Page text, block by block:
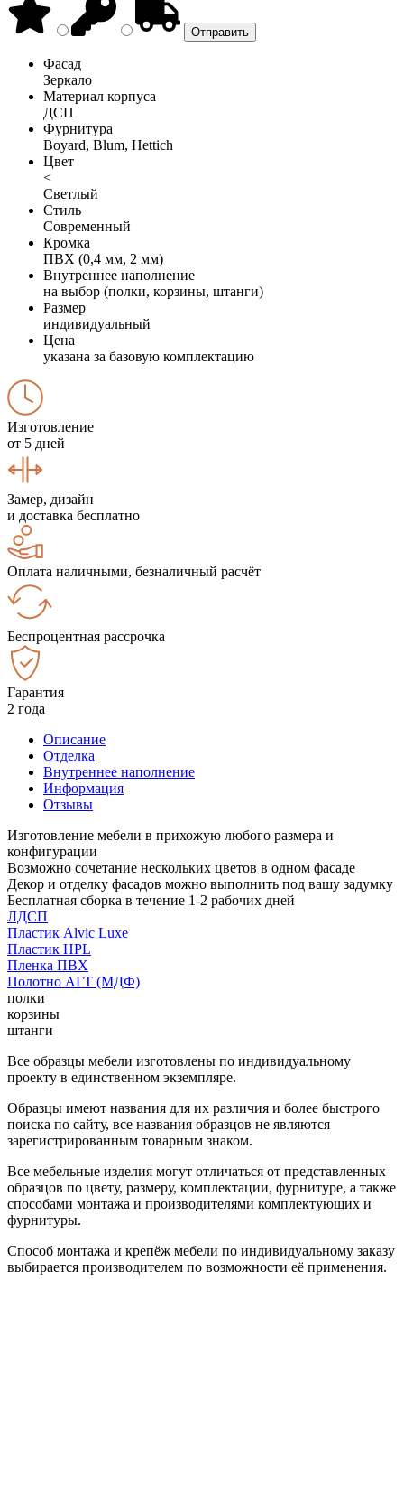
Фасад
Зеркало
Материал корпуса
ДСП
Фурнитура
Boyard, Blum, Hettich
Цвет
<
Светлый
Стиль
Современный
Кромка
ПВХ (0,4 мм, 2 мм)
Внутреннее наполнение
на выбор (полки, корзины, штанги)
Размер
индивидуальный
Цена
указана за базовую комплектацию
Изготовление
от 5 дней
Замер, дизайн
и доставка бесплатно
Оплата наличными, безналичный расчёт
Беспроцентная рассрочка
Гарантия
2 года
Описание
Отделка
Внутреннее наполнение
Информация
Отзывы
Изготовление мебели в прихожую любого размера и
конфигурации
Возможно сочетание нескольких цветов в одном фасаде
Декор и отделку фасадов можно выполнить под вашу задумку
Бесплатная сборка в течение 1-2 рабочих дней
ЛДСП
Пластик Alvic Luxe
Пластик HPL
Пленка ПВХ
Полотно АГТ (МДФ)
полки
корзины
штанги
Все образцы мебели изготовлены по индивидуальному
проекту в единственном экземпляре.
Образцы имеют названия для их различия и более быстрого
поиска по сайту, все названия образцов не являются
зарегистрированным товарным знаком.
Все мебельные изделия могут отличаться от представленных
образцов по цвету, размеру, комплектации, фурнитуре, а также
способами монтажа и производителями комплектующих и
фурнитуры.
Способ монтажа и крепёж мебели по индивидуальному заказу
выбирается производителем по возможности её применения.